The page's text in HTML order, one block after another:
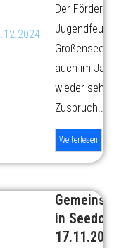
Der
Großensee
auch im Jahr
wieder sehr viel
Zuspruch...
Weiterlesen
in Seedorf
17.11.2024